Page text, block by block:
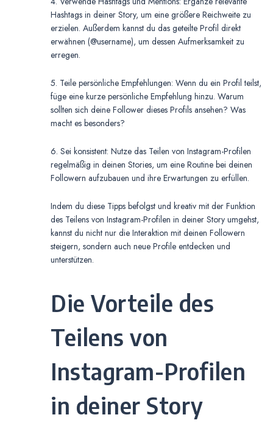
Hashtags in deiner Story, um eine größere Reichweite zu
erzielen. Außerdem kannst du das geteilte Profil direkt
erwähnen (@username), um dessen Aufmerksamkeit zu
erregen.
5. Teile persönliche Empfehlungen: Wenn du ein Profil teilst,
füge eine kurze persönliche Empfehlung hinzu. Warum
sollten sich deine Follower dieses Profils ansehen? Was
macht es besonders?
6. Sei konsistent: Nutze das Teilen von Instagram-Profilen
regelmäßig in deinen Stories, um eine Routine bei deinen
Followern aufzubauen und ihre Erwartungen zu erfüllen.
Indem du diese Tipps befolgst und kreativ mit der Funktion
des Teilens von Instagram-Profilen in deiner Story umgehst,
kannst du nicht nur die Interaktion mit deinen Followern
steigern, sondern auch neue Profile entdecken und
unterstützen.
Die Vorteile des
Teilens von
Instagram-Profilen
in deiner Story